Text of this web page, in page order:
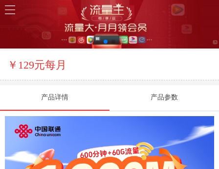
￥129元每月
产品详情 产品参数